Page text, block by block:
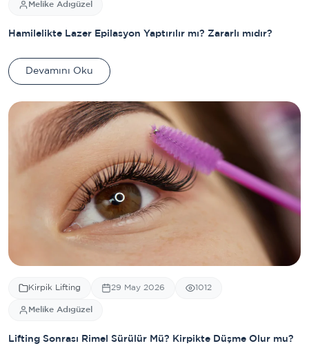
Melike Adıgüzel
Hamilelikte Lazer Epilasyon Yaptırılır mı? Zararlı mıdır?
Devamını Oku
Kirpik Lifting 29 May 2026 1012
Melike Adıgüzel
Lifting Sonrası Rimel Sürülür Mü? Kirpikte Düşme Olur mu?